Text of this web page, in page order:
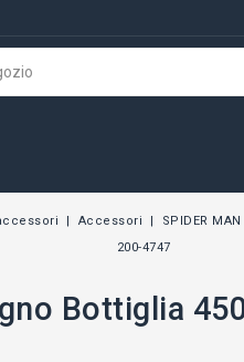
Accessori
SPIDER
200-4747
Bottiglia